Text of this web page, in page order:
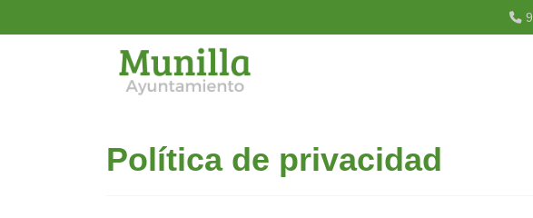
Política de privacidad